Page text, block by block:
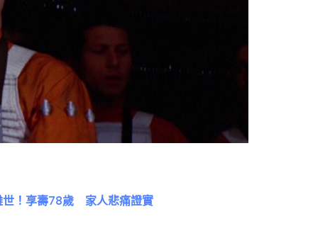
世！享壽78歲 家人悲痛證實